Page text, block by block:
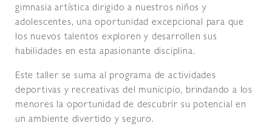
gimnasia artística dirigido a nuestros niños y
adolescentes, una oportunidad excepcional para que
los nuevos talentos exploren y desarrollen sus
habilidades en esta apasionante disciplina.
Este taller se suma al programa de actividades
deportivas y recreativas del municipio, brindando a los
menores la oportunidad de descubrir su potencial en
un ambiente divertido y seguro.